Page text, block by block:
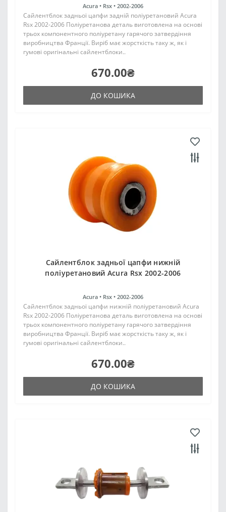
Acura • Rsx • 2002-2006
Сайлентблок задньої цапфи задній поліуретановий Acura
Rsx 2002-2006 Поліуретанова деталь виготовлена на основі
трьох компонентного поліуретану гарячого затвердіння
виробництва Франції. Виріб має жорсткість таку ж, як і
гумові оригінальні сайлентблоки..
670.00₴
ДО КОШИКА
Сайлентблок задньої цапфи нижній
поліуретановий Acura Rsx 2002-2006
Acura • Rsx • 2002-2006
Сайлентблок задньої цапфи нижній поліуретановий Acura
Rsx 2002-2006 Поліуретанова деталь виготовлена на основі
трьох компонентного поліуретану гарячого затвердіння
виробництва Франції. Виріб має жорсткість таку ж, як і
гумові оригінальні сайлентблоки..
670.00₴
ДО КОШИКА